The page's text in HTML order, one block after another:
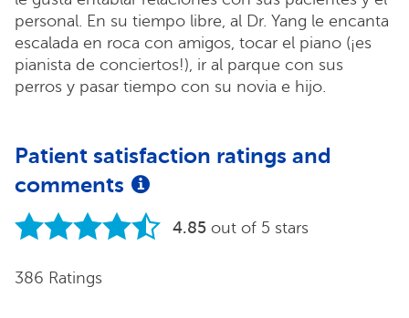
personal. En su tiempo libre, al Dr. Yang le encanta
escalada en roca con amigos, tocar el piano (¡es
pianista de conciertos!), ir al parque con sus
perros y pasar tiempo con su novia e hijo.
Patient satisfaction ratings and
comments
4.85 out of 5 stars
386 Ratings